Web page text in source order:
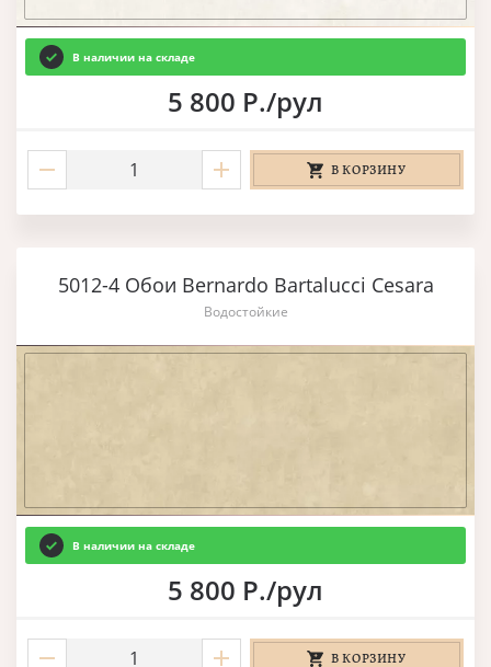
В наличии на складе
5 800 Р./рул
В КОРЗИНУ
5012-4 Обои Bernardo Bartalucci Cesara
Водостойкие
В наличии на складе
5 800 Р./рул
В КОРЗИНУ